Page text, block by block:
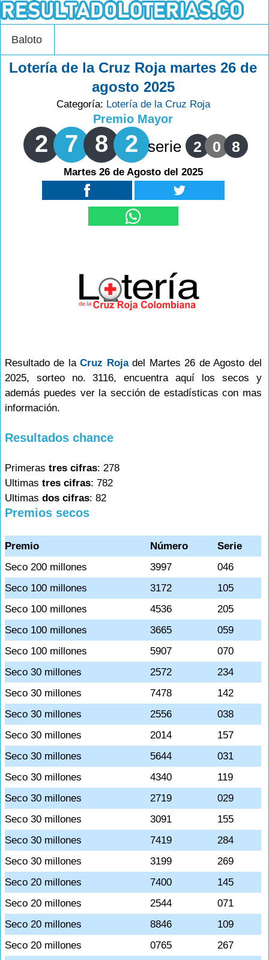
Baloto
Lotería de la Cruz Roja martes 26 de
agosto 2025
Categoría: Lotería de la Cruz Roja
Premio Mayor
2 7 8 2 serie 2 0 8
Martes 26 de Agosto del 2025
Resultado de laCruz Rojadel Martes 26 de Agosto del
2025, sorteo no. 3116, encuentra aquí los secos y
además puedes ver la sección de estadísticas con mas
información.
Resultados chance
Primeras tres cifras: 278
Ultimas tres cifras: 782
Ultimas dos cifras: 82
Premios secos
Premio Número
Serie
Seco 200 millones
3997
046
Seco 100 millones
3172
105
Seco 100 millones
4536
205
Seco 100 millones
3665
059
Seco 100 millones
5907
070
Seco 30 millones
2572
234
Seco 30 millones
7478
142
Seco 30 millones
2556
038
Seco 30 millones
2014
157
Seco 30 millones
5644
031
Seco 30 millones
4340
119
Seco 30 millones
2719
029
Seco 30 millones
3091
155
Seco 30 millones
7419
284
Seco 30 millones
3199
269
Seco 20 millones
7400
145
Seco 20 millones
2544
071
Seco 20 millones
8846
109
Seco 20 millones
0765
267